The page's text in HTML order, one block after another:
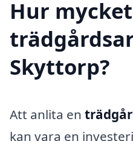
Hur
Skyttorp?
Att anlita en
kan vara en